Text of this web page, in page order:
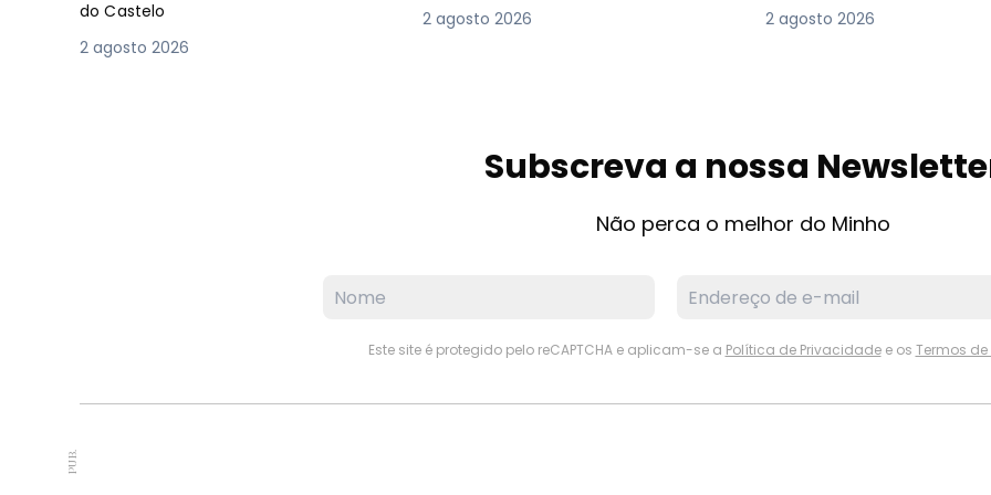
do Castelo
2 agosto 2026
2 agosto 2026
2 agosto 2026
Subscreva a nossa
Não perca o melhor do Minho
Este site é protegido pelo reCAPTCHA e aplicam-se a Política de Privacidadee os Termos de
PUB.